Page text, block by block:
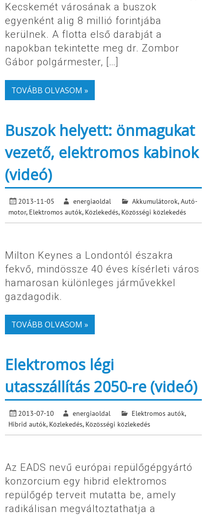
Kecskemét városának a buszok
egyenként alig 8 millió forintjába
kerülnek. A flotta első darabját a
napokban tekintette meg dr. Zombor
Gábor polgármester, […]
TOVÁBB OLVASOM »
Buszok helyett: önmagukat
vezető, elektromos kabinok
(videó)
2013-11-05 energiaoldal Akkumulátorok,Autó-
motor, Elektromos autók, Közlekedés, Közösségi közlekedés
Milton Keynes a Londontól északra
fekvő, mindössze 40 éves kísérleti város
hamarosan különleges járművekkel
gazdagodik.
TOVÁBB OLVASOM »
Elektromos légi
utasszállítás 2050-re (videó)
2013-07-10 energiaoldal Elektromos autók,
Hibrid autók, Közlekedés, Közösségi közlekedés
Az EADS nevű európai repülőgépgyártó
konzorcium egy hibrid elektromos
repülőgép terveit mutatta be, amely
radikálisan megváltoztathatja a